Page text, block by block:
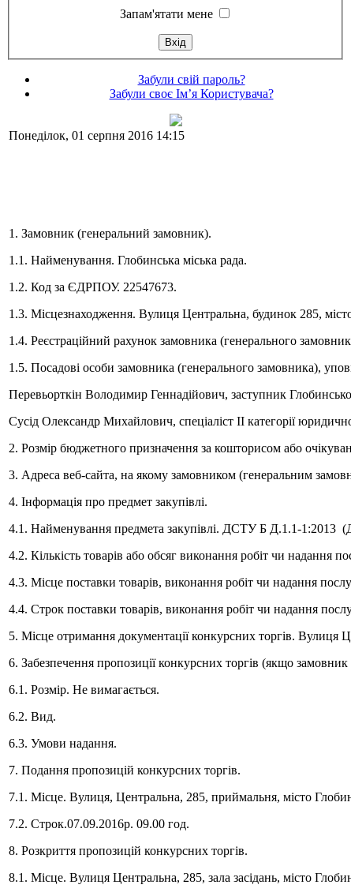
Запам'ятати мене
Забули свій пароль?
Забули своє Ім’я Користувача?
Понеділок, 01 серпня 2016 14:15
1. Замовник (генеральний замовник).
1.1. Найменування. Глобинська міська рада.
1.2. Код за ЄДРПОУ. 22547673.
1.3. Місцезнаходження. Вулиця Центральна, будинок 285,
1.4. Реєстраційний рахунок замовника (генерального
1.5. Посадові особи замовника (генерального замовника),
Перевьорткін Володимир Геннадійович, заступник
Сусід Олександр Михайлович, спеціаліст ІІ категорії
2. Розмір бюджетного призначення за кошторисом або
3. Адреса веб-сайта, на якому замовником (генеральним
4. Інформація про предмет закупівлі.
4.1. Найменування предмета закупівлі. ДСТУ Б Д.1.1-1:2013
4.2. Кількість товарів або обсяг виконання робіт чи надання
4.3. Місце поставки товарів, виконання робіт чи надання
4.4. Строк поставки товарів, виконання робіт чи надання
5. Місце отримання документації конкурсних торгів.
6. Забезпечення пропозиції конкурсних торгів (якщо
6.1. Розмір. Не вимагається.
6.2. Вид.
6.3. Умови надання.
7. Подання пропозицій конкурсних торгів.
7.1. Місце. Вулиця, Центральна, 285, приймальня, місто
7.2. Строк.07.09.2016р. 09.00 год.
8. Розкриття пропозицій конкурсних торгів.
8.1. Місце. Вулиця Центральна, 285, зала засідань, місто